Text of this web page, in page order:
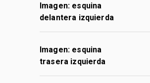
Imagen: esquina
delantera izquierda
Imagen: esquina
trasera izquierda